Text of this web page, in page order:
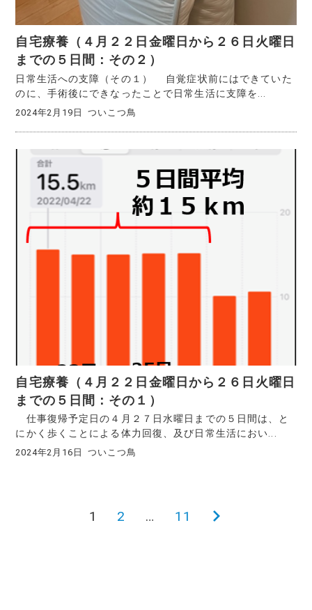
自宅療養（４月２２日金曜日から２６日火曜日
までの５日間：その２）
日常生活への支障（その１） 自覚症状前にはできていた
のに、手術後にできなったことで日常生活に支障を...
2024年2月19日 ついこつ鳥
自宅療養（４月２２日金曜日から２６日火曜日
までの５日間：その１）
仕事復帰予定日の４月２７日水曜日までの５日間は、と
にかく歩くことによる体力回復、及び日常生活におい...
2024年2月16日 ついこつ鳥
1 2 … 11
次